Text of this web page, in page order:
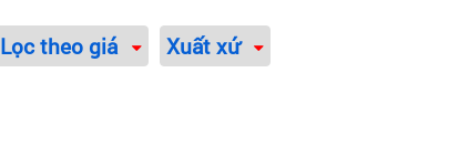
Lọc theo giá Xuất xứ